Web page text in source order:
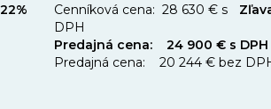
Cenníková cena: 28 630 € s
DPH
Predajná cena: 24 900 € s DPH
Predajná cena: 20 244 € bez